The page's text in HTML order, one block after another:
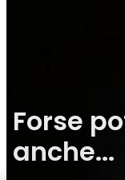
Forse
anche...